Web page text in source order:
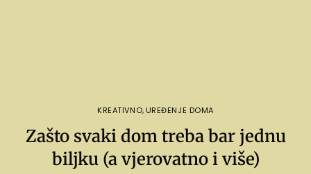
KREATIVNO, UREĐENJE DOMA
Zašto svaki dom treba bar jednu
biljku (a vjerovatno i više)